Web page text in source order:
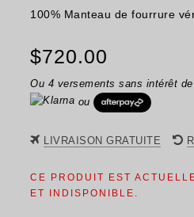
100% Manteau de fourrure
$720.00
Ou 4 versements sans intérêt de
ou
LIVRAISON GRATUITE
CE PRODUIT EST
ET INDISPONIBLE.